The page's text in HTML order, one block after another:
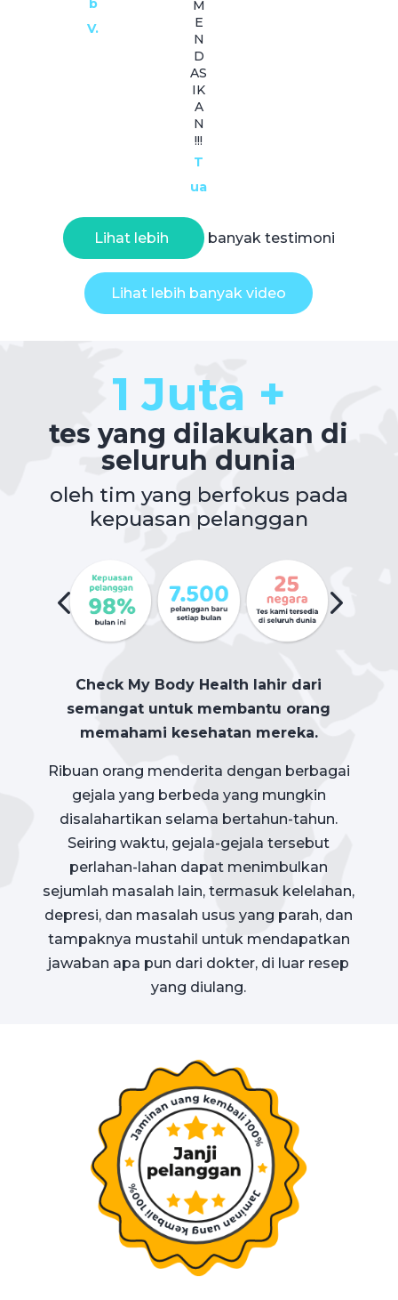
b
V.
M
E
N
D
AS
IK
A
N
!!!
T
ua
Lihat lebih banyak testimoni
Lihat lebih banyak video
1 Juta +
tes yang dilakukan di
seluruh dunia
oleh tim yang berfokus pada
kepuasan pelanggan
Check My Body Health lahir dari
semangat untuk membantu orang
memahami kesehatan mereka.
Ribuan orang menderita dengan berbagai
gejala yang berbeda yang mungkin
disalahartikan selama bertahun-tahun.
Seiring waktu, gejala-gejala tersebut
perlahan-lahan dapat menimbulkan
sejumlah masalah lain, termasuk kelelahan,
depresi, dan masalah usus yang parah, dan
tampaknya mustahil untuk mendapatkan
jawaban apa pun dari dokter, di luar resep
yang diulang.